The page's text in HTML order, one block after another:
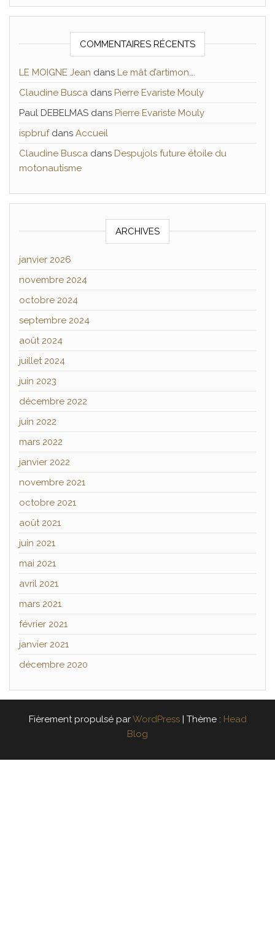
COMMENTAIRES RÉCENTS
LE MOIGNE Jean dans Le mât d’artimon….
Claudine Busca dans Pierre Evariste Mouly
Paul DEBELMAS dans Pierre Evariste Mouly
ispbrufdans Accueil
Claudine Busca dans Despujols future étoile du
motonautisme
ARCHIVES
janvier 2026
novembre 2024
octobre 2024
septembre 2024
août 2024
juillet 2024
juin 2023
décembre 2022
juin 2022
mars 2022
janvier 2022
novembre 2021
octobre 2021
août 2021
juin 2021
mai 2021
avril 2021
mars 2021
février 2021
janvier 2021
décembre 2020
Fièrement propulsé parWordPress Thème : Head
Blog